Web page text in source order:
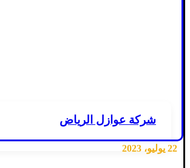
شركة عوازل الرياض
22 يوليو، 2023